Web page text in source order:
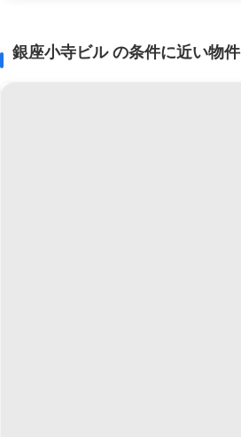
銀座小寺ビル の条件に近い物件